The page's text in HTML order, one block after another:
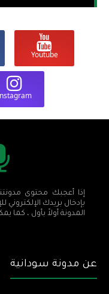
Youtube
إذا أعجبك محتوى
بإدخال بريدك
المدونة أولاً بأول ، كما
عن مدونة سودانية